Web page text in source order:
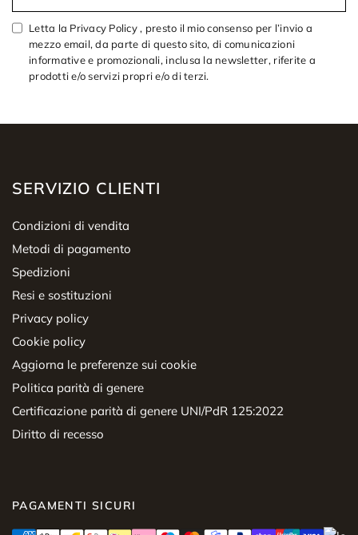
Letta la Privacy Policy , presto il mio consenso per l’invio a
mezzo email, da parte di questo sito, di comunicazioni
informative e promozionali, inclusa la newsletter, riferite a
prodotti e/o servizi propri e/o di terzi.
SERVIZIO CLIENTI
Condizioni di vendita
Metodi di pagamento
Spedizioni
Resi e sostituzioni
Privacy policy
Cookie policy
Aggiorna le preferenze sui cookie
Politica parità di genere
Certificazione parità di genere UNI/PdR 125:2022
Diritto di recesso
PAGAMENTI SICURI